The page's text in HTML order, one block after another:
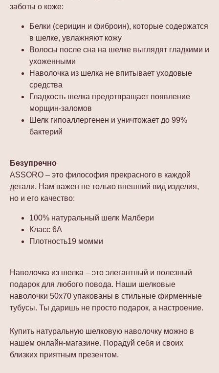
заботы о коже:
Белки (серицин и фиброин), которые содержатся
в шелке, увлажняют кожу
Волосы после сна на шелке выглядят гладкими и
ухоженными
Наволочка из шелка не впитывает уходовые
средства
Гладкость шелка предотвращает появление
морщин-заломов
Шелк гипоаллергенен и уничтожает до 99%
бактерий
Безупречно
ASSORO – это философия прекрасного в каждой
детали. Нам важен не только внешний вид изделия,
но и его качество:
100% натуральный шелк Малбери
Класс 6А
Плотность19 момми
Наволочка из шелка – это элегантный и полезный
подарок для любого повода. Наши шелковые
наволочки 50х70 упакованы в стильные фирменные
тубусы. Ты даришь не просто подарок, а настроение.
Купить натуральную шелковую наволочку можно в
нашем онлайн-магазине. Порадуй себя и своих
близких приятным презентом.